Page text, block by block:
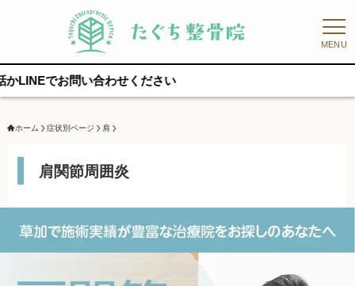
MENU
せください
ホーム 症状別ページ 肩
肩関節周囲炎